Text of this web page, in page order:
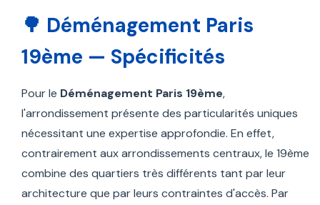
🌳 Déménagement Paris
19ème — Spécificités
Pour le Déménagement Paris 19ème,
l'arrondissement présente des particularités uniques
nécessitant une expertise approfondie. En effet,
contrairement aux arrondissements centraux, le 19ème
combine des quartiers très différents tant par leur
architecture que par leurs contraintes d'accès. Par